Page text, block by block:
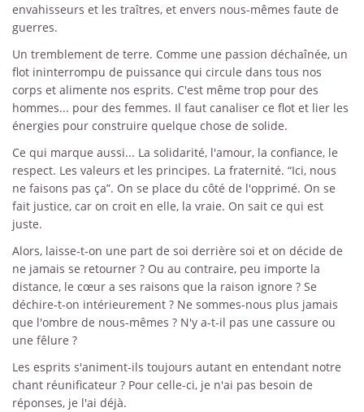
envahisseurs et les traîtres, et envers nous-mêmes faute de
guerres.
Un tremblement de terre. Comme une passion déchaînée, un
flot ininterrompu de puissance qui circule dans tous nos
corps et alimente nos esprits. C'est même trop pour des
hommes... pour des femmes. Il faut canaliser ce flot et lier les
énergies pour construire quelque chose de solide.
Ce qui marque aussi... La solidarité, l'amour, la confiance, le
respect. Les valeurs et les principes. La fraternité. “Ici, nous
ne faisons pas ça”. On se place du côté de l'opprimé. On se
fait justice, car on croit en elle, la vraie. On sait ce qui est
juste.
Alors, laisse-t-on une part de soi derrière soi et on décide de
ne jamais se retourner ? Ou au contraire, peu importe la
distance, le cœur a ses raisons que la raison ignore ? Se
déchire-t-on intérieurement ? Ne sommes-nous plus jamais
que l'ombre de nous-mêmes ? N'y a-t-il pas une cassure ou
une fêlure ?
Les esprits s'animent-ils toujours autant en entendant notre
chant réunificateur ? Pour celle-ci, je n'ai pas besoin de
réponses, je l'ai déjà.